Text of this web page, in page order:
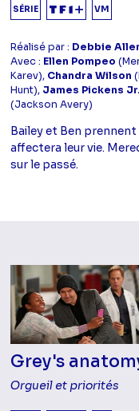
SÉRIE VM
Réalisé par : Debbie
Avec : Ellen Pompeo
Karev), Chandra Wilson
Hunt), James Pickens Jr.
(Jackson Avery)
Bailey et Ben
affectera leur vie.
sur le passé.
Grey's
Orgueil et priorités